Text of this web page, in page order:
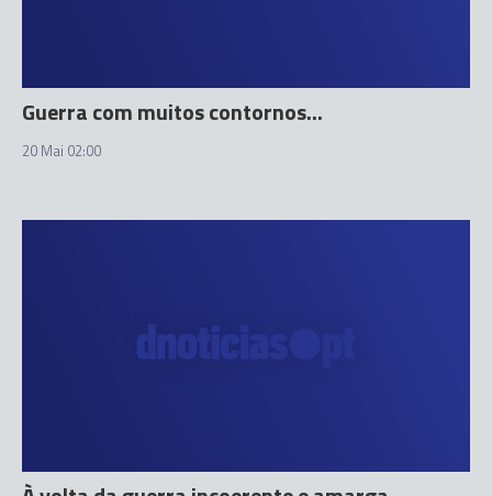
Guerra com muitos contornos...
20 Mai 02:00